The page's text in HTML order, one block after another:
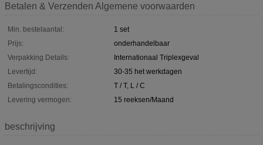
Betalen & Verzenden Algemene voorwaarden
Min. bestelaantal:
1 set
Prijs:
onderhandelbaar
Verpakking Details:
Internationaal Triplexgeval
Levertijd:
30-35 het werkdagen
Betalingscondities:
T / T, L / C
Levering vermogen:
15 reeksen/Maand
beschrijving